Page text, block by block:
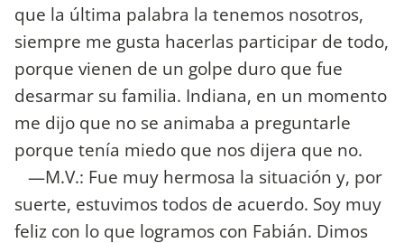
que la última palabra la tenemos nosotros,
siempre me gusta hacerlas participar de todo,
porque vienen de un golpe duro que fue
desarmar su familia. Indiana, en un momento
me dijo que no se animaba a preguntarle
porque tenía miedo que nos dijera que no.
—M.V.: Fue muy hermosa la situación y, por
suerte, estuvimos todos de acuerdo. Soy muy
feliz con lo que logramos con Fabián. Dimos